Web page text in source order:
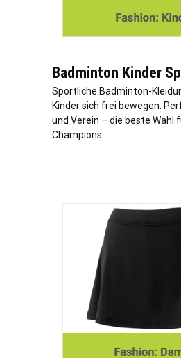
Badminton Kinder
Sportliche Badminton-
Kinder sich frei bewegen.
und Verein – die beste Wahl
Champions.